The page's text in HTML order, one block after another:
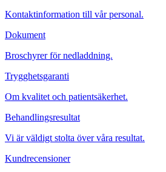
Kontaktinformation till vår personal.
Dokument
Broschyrer för nedladdning.
Trygghetsgaranti
Om kvalitet och patientsäkerhet.
Behandlingsresultat
Vi är väldigt stolta över våra resultat.
Kundrecensioner